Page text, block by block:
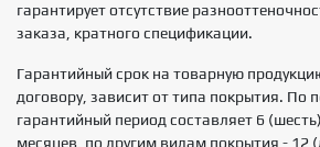
гарантирует отсутствие
заказа, кратного спецификации.
Гарантийный срок на товарную
договору, зависит от типа покрытия. По
гарантийный период составляет 6
месяцев, по другим видам покрытия - 12